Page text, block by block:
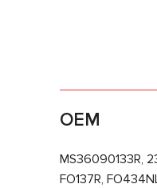
OEM
MS36090133R,
FO137R,